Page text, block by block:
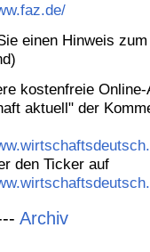
einen Hinweis
kostenfreie
aktuell" der
den Ticker auf
Archiv